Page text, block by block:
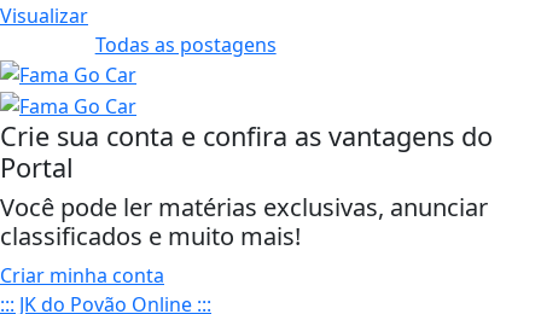
Visualizar
Todas as postagens
Crie sua conta e confira as vantagens do
Portal
Você pode ler matérias exclusivas, anunciar
classificados e muito mais!
Criar minha conta
::: JK do Povão Online :::